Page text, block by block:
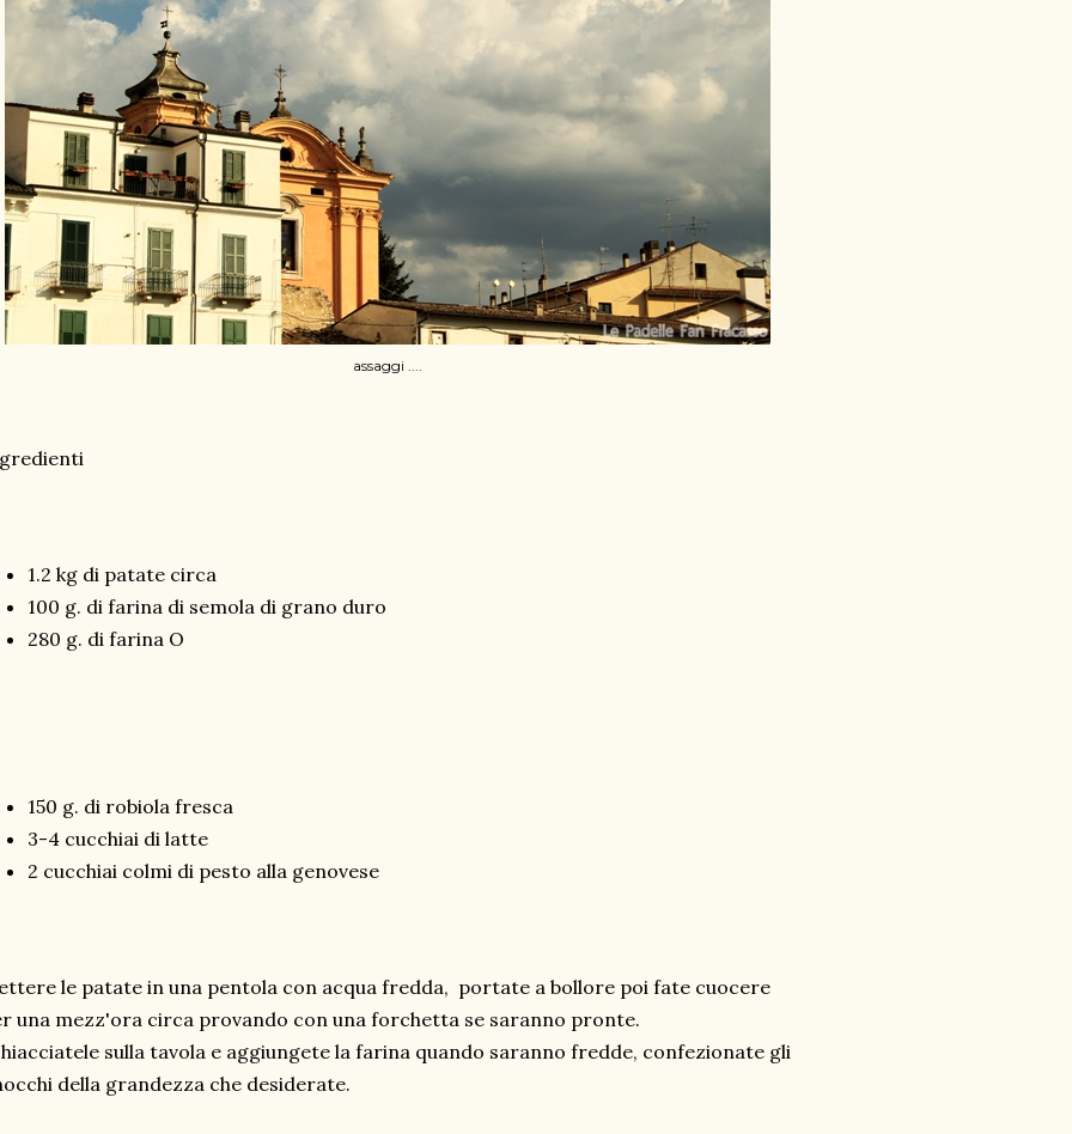
assaggi ....
1.2 kg di patate circa
100 g. di farina di semola di grano duro
280 g. di farina O
150 g. di robiola fresca
3-4 cucchiai di latte
2 cucchiai colmi di pesto alla genovese
le patate in una pentola con acqua fredda, portate a bollore poi fate cuocere
una mezz'ora circa provando con una forchetta se saranno pronte.
sulla tavola e aggiungete la farina quando saranno fredde, confezionate gli
della grandezza che desiderate.